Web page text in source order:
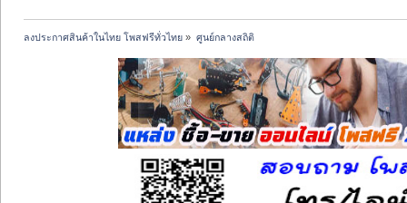
ลงประกาศสินค้าในไทย โพสฟรีทั่วไทย » ศูนย์กลางสถิติ